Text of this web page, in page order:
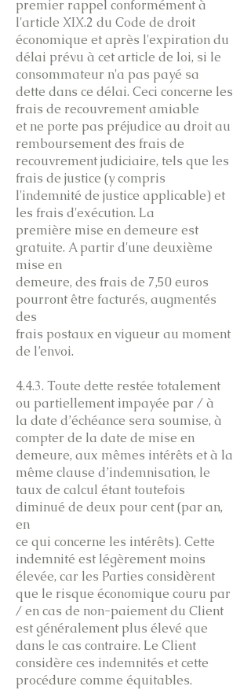
premier rappel conformément à
l'article XIX.2 du Code de droit
économique et après l'expiration du
délai prévu à cet article de loi, si le
consommateur n'a pas payé sa
dette dans ce délai. Ceci concerne les
frais de recouvrement amiable
et ne porte pas préjudice au droit au
remboursement des frais de
recouvrement judiciaire, tels que les
frais de justice (y compris
l'indemnité de justice applicable) et
les frais d'exécution. La
première mise en demeure est
gratuite. A partir d'une deuxième
mise en
demeure, des frais de 7,50 euros
pourront être facturés, augmentés
des
frais postaux en vigueur au moment
de l’envoi.
4.4.3. Toute dette restée totalement
ou partiellement impayée par / à
la date d’échéance sera soumise, à
compter de la date de mise en
demeure, aux mêmes intérêts et à la
même clause d’indemnisation, le
taux de calcul étant toutefois
diminué de deux pour cent (par an,
en
ce qui concerne les intérêts). Cette
indemnité est légèrement moins
élevée, car les Parties considèrent
que le risque économique couru par
/ en cas de non-paiement du Client
est généralement plus élevé que
dans le cas contraire. Le Client
considère ces indemnités et cette
procédure comme équitables.